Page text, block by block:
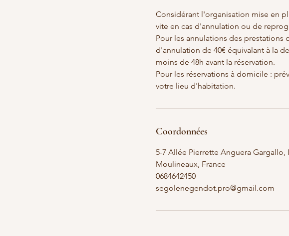
Considérant l'organisation mise en
vite en cas d'annulation ou de
Pour les annulations des prestations
d'annulation de 40€ équivalant à la
moins de 48h avant la réservation.
Pour les réservations à domicile :
votre lieu d'habitation.
Coordonnées
5-7 Allée Pierrette Anguera Gargallo,
Moulineaux, France
0684642450
segolenegendot.pro@gmail.com